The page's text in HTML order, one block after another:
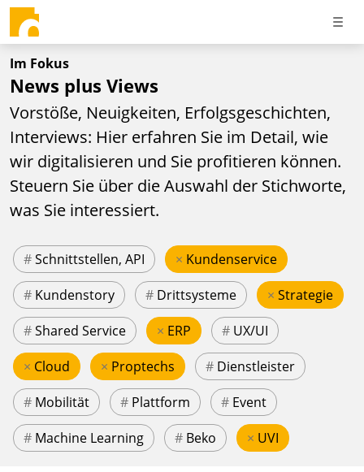
Im Fokus
News plus Views
Vorstöße, Neuigkeiten, Erfolgsgeschichten,
Interviews: Hier erfahren Sie im Detail, wie
wir digitalisieren und Sie profitieren können.
Steuern Sie über die Auswahl der Stichworte,
was Sie interessiert.
#Schnittstellen, API × Kundenservice
# Kundenstory # Drittsysteme × Strategie
#Shared Service × ERP # UX/UI
× Cloud × Proptechs # Dienstleister
# Mobilität # Plattform # Event
# Machine Learning # Beko × UVI